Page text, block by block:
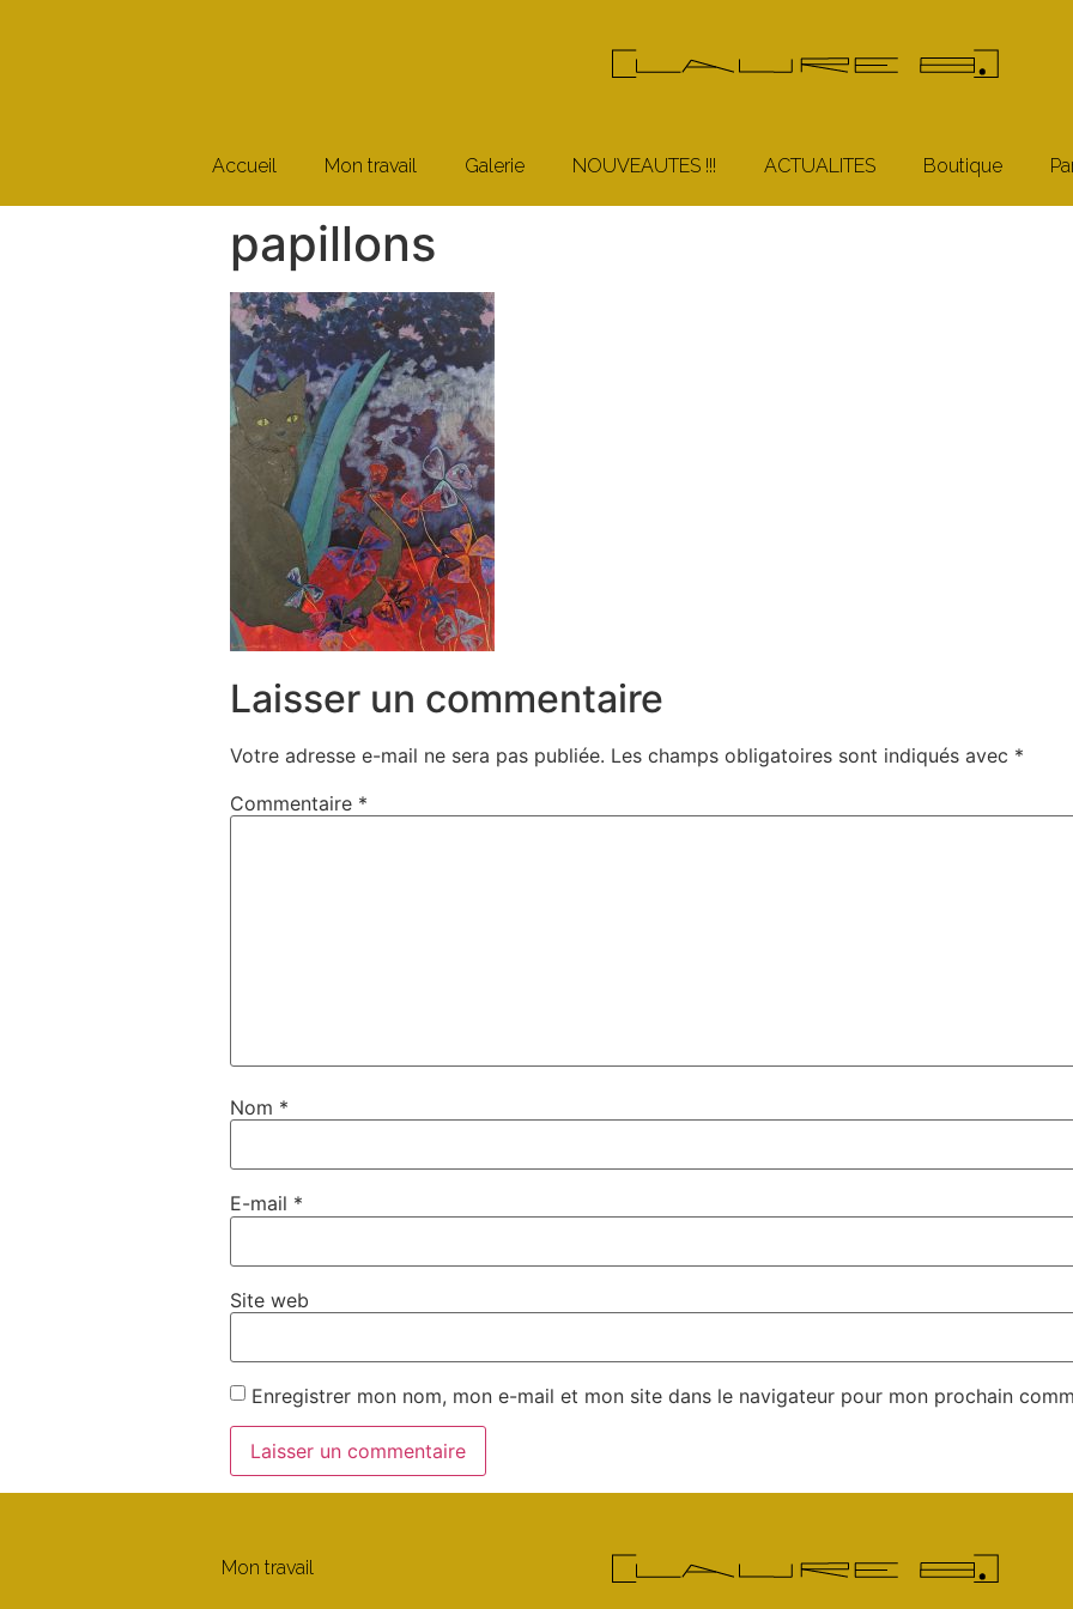
Accueil Mon travail Galerie NOUVEAUTES !!! ACTUALITES Boutique
papillons
Laisser un commentaire
Votre adresse e-mail ne sera pas publiée. Les champs obligatoires sont indiqués avec *
Commentaire *
Nom *
E-mail *
Site web
Enregistrer mon nom, mon e-mail et mon site dans le navigateur pour mon prochain
Mon travail